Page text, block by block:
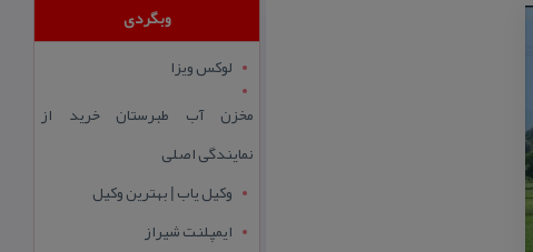
وبگردی
لوکس ویزا
مخزن آب طبرستان خرید از
نمایندگی اصلی
وکیل یاب | بهترین وکیل
ایمپلنت شیراز